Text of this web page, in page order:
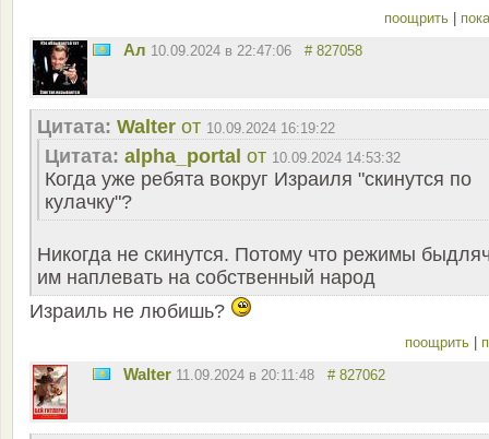
поощрить
Ал 10.09.2024 в 22:47:06 # 827058
Цитата: Walter от 10.09.2024 16:19:22
Цитата: alpha_portal от 10.09.2024 14:53:32
Когда уже ребята вокруг Израиля "скинутся по
кулачку"?
Никогда не скинутся. Потому что режимы
им наплевать на собственный народ
Израиль не любишь?
поощрить
Walter 11.09.2024 в 20:11:48 # 827062